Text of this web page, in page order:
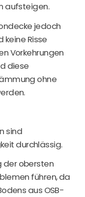
aufsteigen.
jedoch
keine Risse
Vorkehrungen
diese
ohne
sind
durchlässig.
der obersten
führen, da
aus OSB-